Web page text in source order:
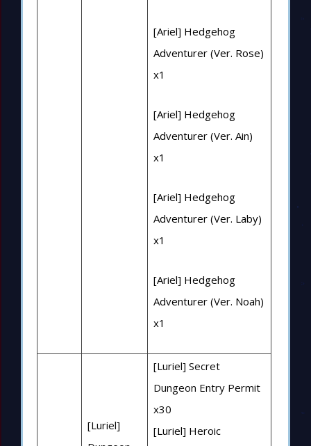
[Ariel] Hedgehog
Adventurer (Ver. Rose)
x1
[Ariel] Hedgehog
Adventurer (Ver. Ain)
x1
[Ariel] Hedgehog
Adventurer (Ver. Laby)
x1
[Ariel] Hedgehog
Adventurer (Ver. Noah)
x1
[Luriel]
[Luriel] Secret
Dungeon Entry Permit
x30
[Luriel] Heroic